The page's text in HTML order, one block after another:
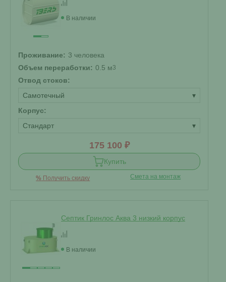
В наличии
Проживание: 3 человека
Объем переработки: 0.5 м3
Отвод стоков:
Самотечный
▾
Корпус:
Стандарт
▾
175 100 ₽
Купить
% Получить скидку Смета на монтаж
Септик Гринлос Аква 3 низкий корпус
В наличии